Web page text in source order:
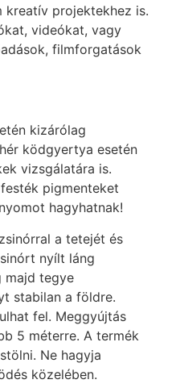
kreatív projektekhez is.
videókat, vagy
filmforgatások
kizárólag
ködgyertya esetén
vizsgálatára is.
pigmenteket
hagyhatnak!
a tetejét és
nyílt láng
majd tegye
stabilan a földre.
fel. Meggyújtás
5 méterre. A termék
Ne hagyja
közelében.